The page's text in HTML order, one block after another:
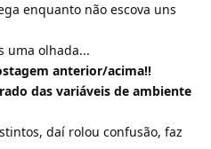
enquanto não escova uns
uma olhada...
anterior/acima!!
das variáveis de ambiente
daí rolou confusão, faz